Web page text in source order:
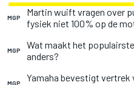
MGP
Martin wuift vragen over
fysiek niet 100% op de
MGP
Wat maakt het
anders?
MGP
Yamaha bevestigt vertrek